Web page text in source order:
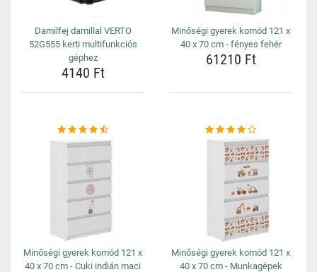
Damilfej damillal VERTO
52G555 kerti multifunkciós
géphez
4140 Ft
Minőségi gyerek komód 121 x
40 x 70 cm - fényes fehér
61210 Ft
Minőségi gyerek komód 121 x
40 x 70 cm - Cuki indián maci
Minőségi gyerek komód 121 x
40 x 70 cm - Munkagépek